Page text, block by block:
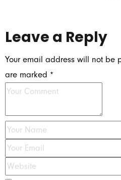
Leave a Reply
Your email address will not be
are marked *